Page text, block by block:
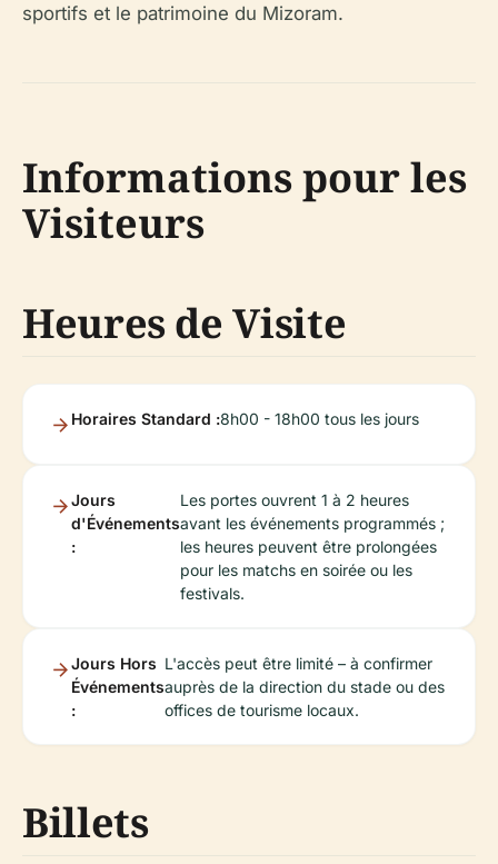
sportifs et le patrimoine du Mizoram.
Informations pour les
Visiteurs
Heures de Visite
Horaires Standard :8h00 - 18h00 tous les jours
Jours
d'Événements
:
Les portes ouvrent 1 à 2 heures
avant les événements programmés ;
les heures peuvent être prolongées
pour les matchs en soirée ou les
festivals.
Jours Hors
Événements
:
L'accès peut être limité – à confirmer
auprès de la direction du stade ou des
offices de tourisme locaux.
Billets